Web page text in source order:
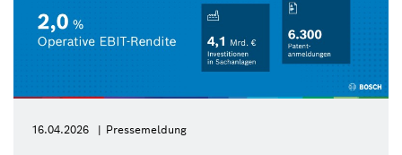
16.04.2026 Pressemeldung